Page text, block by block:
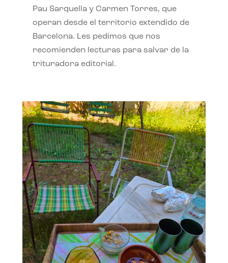
Pau Sarquella y Carmen Torres, que
operan desde el territorio extendido de
Barcelona. Les pedimos que nos
recomienden lecturas para salvar de la
trituradora editorial.